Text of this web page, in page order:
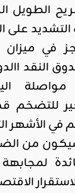
الطويل
على
في ميزان
النقد
للتضخم
الأشهر
من